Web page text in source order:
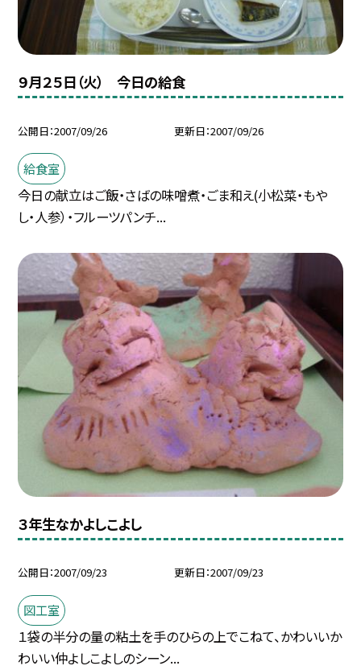
９月２５日（火） 今日の給食
公開日 2007/09/26 更新日 2007/09/26
給食室
今日の献立はご飯・さばの味噌煮・ごま和え(小松菜・もや
し・人参）・フルーツパンチ...
３年生なかよしこよし
公開日 2007/09/23 更新日 2007/09/23
図工室
１袋の半分の量の粘土を手のひらの上でこねて、かわいいか
わいい仲よしこよしのシーン...